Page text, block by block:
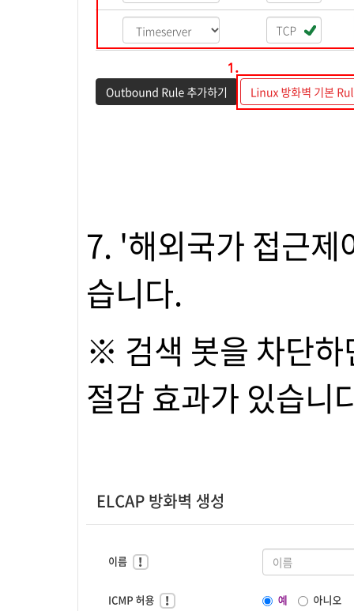
7. '해외국가 접근제
습니다.
※ 검색 봇을 차단하
절감 효과가 있습니